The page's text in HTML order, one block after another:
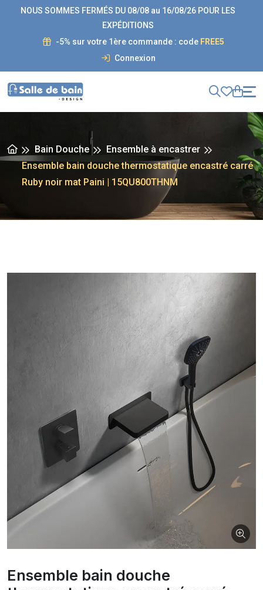
NOUS SOMMES FERMÉS DU 08/08 au 16/08/26 POUR LES
EXPÉDITIONS
-5% sur votre 1ère commande : code FREE5
Connexion
Bain Douche
Ensemble à encastrer
Ensemble bain douche thermostatique encastré carré
Ruby noir mat Paini | 15QU800THNM
Ensemble bain douche